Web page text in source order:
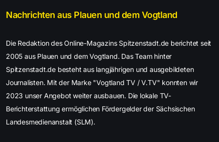
Nachrichten aus Plauen und dem Vogtland
Die Redaktion des Online-Magazins Spitzenstadt.de berichtet seit
2005 aus Plauen und dem Vogtland. Das Team hinter
Spitzenstadt.de besteht aus langjährigen und ausgebildeten
Journalisten. Mit der Marke "Vogtland TV / V.TV" konnten wir
2023 unser Angebot weiter ausbauen. Die lokale TV-
Berichterstattung ermöglichen Fördergelder der Sächsischen
Landesmedienanstalt (SLM).